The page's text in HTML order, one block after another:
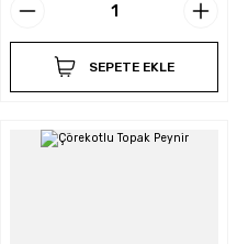
SEPETE EKLE